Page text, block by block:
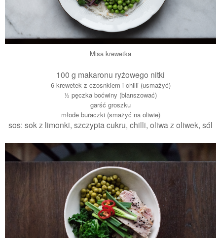
Misa krewetka
100 g makaronu ryżowego nitki
6 krewetek z czosnkiem i chilli (usmażyć)
½ pęczka boćwiny (blanszować)
garść groszku
młode buraczki (smażyć na oliwie)
sos: sok z limonki, szczypta cukru, chilli, oliwa z oliwek, sól